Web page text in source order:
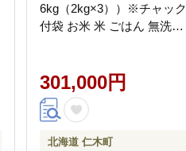
6kg（2kg×3））※チャック
付袋 お米 米 ごはん 無洗米
301,000円
北海道 仁木町